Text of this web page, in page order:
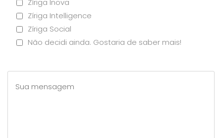
Zíriga Inova
Zíriga Intelligence
Zíriga Social
Não decidi ainda. Gostaria de saber mais!